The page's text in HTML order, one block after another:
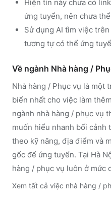
Hiện tin này chưa có
ứng tuyển, nên chưa
Sử dụng AI tìm việc trên
tương tự có thể ứng
Về ngành Nhà hàng /
Nhà hàng / Phục vụ là một
biến nhất cho việc làm
ngành nhà hàng / phục vụ
muốn hiểu nhanh bối cảnh
theo kỹ năng, địa điểm và
gốc để ứng tuyển. Tại Hà
hàng / phục vụ luôn ở mức
Xem tất cả việc nhà hàng /